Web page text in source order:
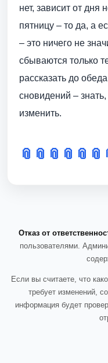
нет, зависит от дня
пятницу – то да, а
– это ничего не
сбываются только
рассказать до
сновидений –
изменить.
📎 📎 📎 📎 📎 📎
Отказ от
пользователями.
Если вы считаете, что
требует изменений,
информация будет